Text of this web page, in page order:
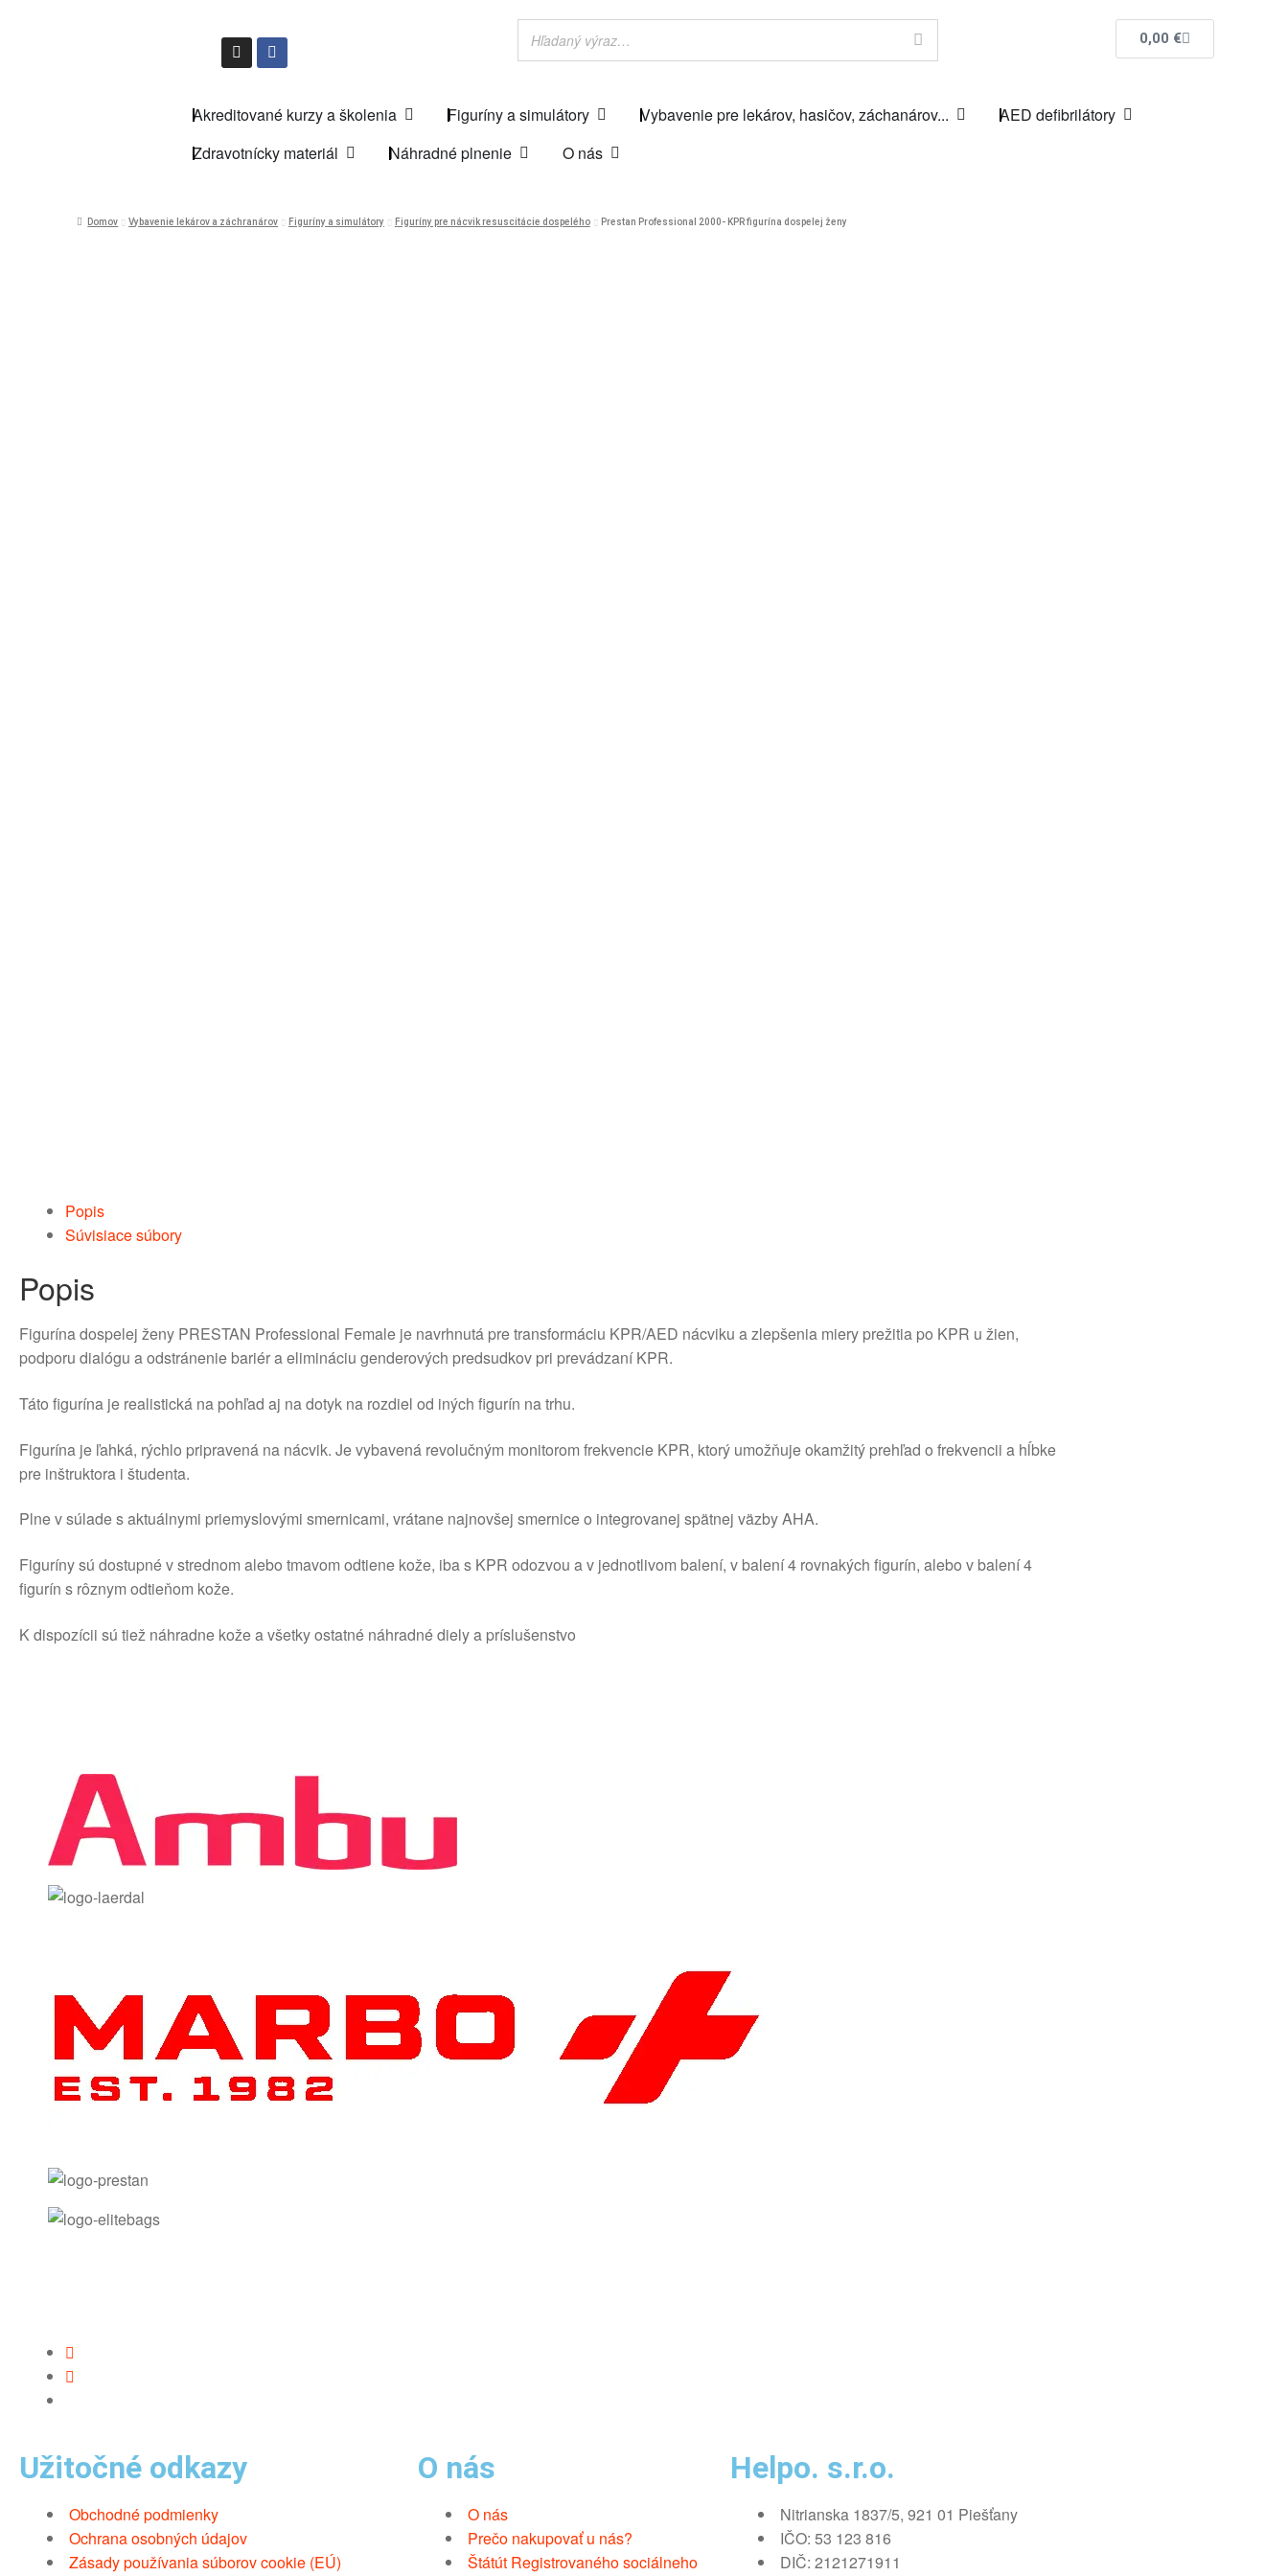
0,00 €
Akreditované kurzy a školenia Figuríny a simulátory Vybavenie pre lekárov, hasičov, záchanárov...
AED defibrilátory
Zdravotnícky materiál
Náhradné plnenie O nás
Domov Vybavenie lekárov a záchranárov Figuríny a simulátory Figuríny pre nácvik resuscitácie dospelého Prestan Professional 2000- KPR figurína dospelej ženy
Popis
Súvisiace súbory
Popis
Figurína dospelej ženy PRESTAN Professional Female je navrhnutá pre transformáciu KPR/AED nácviku a zlepšenia miery prežitia po KPR u žien,
podporu dialógu a odstránenie bariér a elimináciu genderových predsudkov pri prevádzaní KPR.
Táto figurína je realistická na pohľad aj na dotyk na rozdiel od iných figurín na trhu.
Figurína je ľahká, rýchlo pripravená na nácvik. Je vybavená revolučným monitorom frekvencie KPR, ktorý umožňuje okamžitý prehľad o frekvencii a hĺbke
pre inštruktora i študenta.
Plne v súlade s aktuálnymi priemyslovými smernicami, vrátane najnovšej smernice o integrovanej spätnej väzby AHA.
Figuríny sú dostupné v strednom alebo tmavom odtiene kože, iba s KPR odozvou a v jednotlivom balení, v balení 4 rovnakých figurín, alebo v balení 4
figurín s rôznym odtieňom kože.
K dispozícii sú tiež náhradne kože a všetky ostatné náhradné diely a príslušenstvo
Užitočné odkazy
Obchodné podmienky
Ochrana osobných údajov
Zásady používania súborov cookie (EÚ)
O nás
O nás
Prečo nakupovať u nás?
Štátút Registrovaného sociálneho
Helpo. s.r.o.
Nitrianska 1837/5, 921 01 Piešťany
IČO: 53 123 816
DIČ: 2121271911